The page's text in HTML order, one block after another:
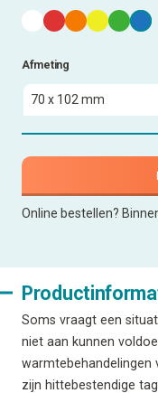
Afmeting
Online bestellen?
Soms vraagt een
niet aan kunnen
warmtebehandelingen
zijn hittebestendige